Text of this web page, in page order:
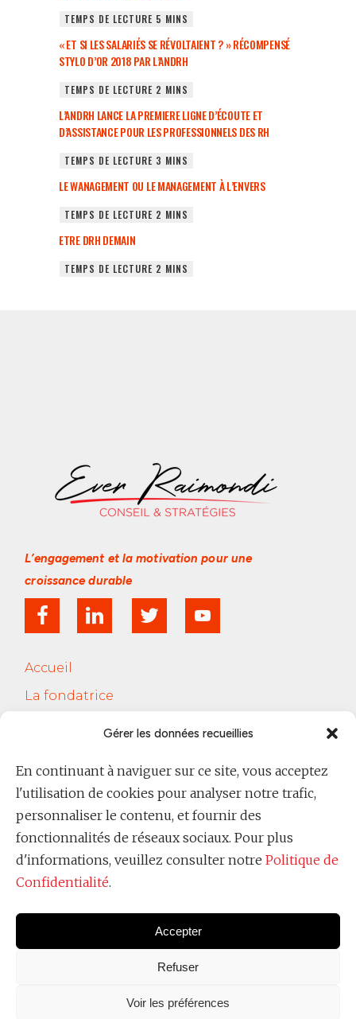
Gérer les données recueillies
En continuant à naviguer sur ce site, vous acceptez
l'utilisation de cookies pour analyser notre trafic,
personnaliser le contenu, et fournir des
fonctionnalités de réseaux sociaux. Pour plus
d'informations, veuillez consulter notre Politique de
Confidentialité.
Accepter
Refuser
Voir les préférences
« ET SI LES SALARIÉS SE RÉVOLTAIENT ? » RÉCOMPENSÉ
STYLO D’OR 2018 PAR L’ANDRH
L’ANDRH LANCE LA PREMIERE LIGNE D’ÉCOUTE ET
D’ASSISTANCE POUR LES PROFESSIONNELS DES RH
LE WANAGEMENT OU LE MANAGEMENT À L’ENVERS
ETRE DRH DEMAIN
L’engagement et la motivationpour une
croissance durable
Accueil
La fondatrice
Blog Les RH
Contact
Ever Raimondi 2025